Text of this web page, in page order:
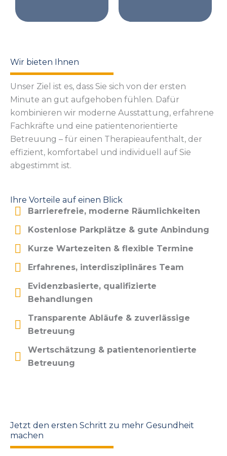
Wir bieten Ihnen
Unser Ziel ist es, dass Sie sich von der ersten
Minute an gut aufgehoben fühlen. Dafür
kombinieren wir moderne Ausstattung, erfahrene
Fachkräfte und eine patientenorientierte
Betreuung – für einen Therapieaufenthalt, der
effizient, komfortabel und individuell auf Sie
abgestimmt ist.
Ihre Vorteile auf einen Blick
Barrierefreie, moderne Räumlichkeiten
Kostenlose Parkplätze & gute Anbindung
Kurze Wartezeiten & flexible Termine
Erfahrenes, interdisziplinäres Team
Evidenzbasierte, qualifizierte
Behandlungen
Transparente Abläufe & zuverlässige
Betreuung
Wertschätzung & patientenorientierte
Betreuung
Jetzt den ersten Schritt zu mehr Gesundheit
machen